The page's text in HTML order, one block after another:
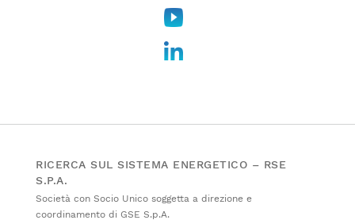
RICERCA SUL SISTEMA ENERGETICO – RSE
S.P.A.
Società con Socio Unico soggetta a direzione e
coordinamento di GSE S.p.A.